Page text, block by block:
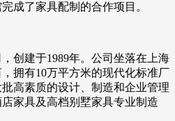
成了家具配制的合作项目。
创建于1989年。公司坐落在上海
拥有10万平方米的现代化标准厂
高素质的设计、制造和企业管理
家具及高档别墅家具专业制造